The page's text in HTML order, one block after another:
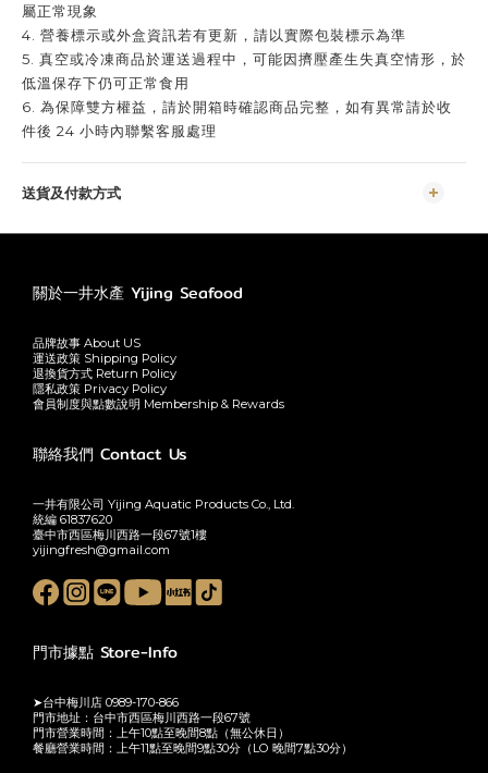
屬正常現象
4. 營養標示或外盒資訊若有更新，請以實際包裝標示為準
5. 真空或冷凍商品於運送過程中，可能因擠壓產生失真空情形，於
低溫保存下仍可正常食用
6. 為保障雙方權益，請於開箱時確認商品完整，如有異常請於收
件後 24 小時內聯繫客服處理
送貨及付款方式
關於一井水產 Yijing Seafood
品牌故事 About US
運送政策 Shipping Policy
退換貨方式 Return Policy
隱私政策 Privacy Policy
會員制度與點數說明 Membership & Rewards
聯絡我們 Contact Us
一井有限公司 Yijing Aquatic Products Co., Ltd.
統編 61837620
臺中市西區梅川西路一段67號1樓
yijingfresh@gmail.com
門市據點 Store-Info
➤台中梅川店 0989-170-866
門市地址：台中市西區梅川西路一段67號
門市營業時間：上午10點至晚間8點（無公休日）
餐廳營業時間：上午11點至晚間9點30分（LO 晚間7點30分）